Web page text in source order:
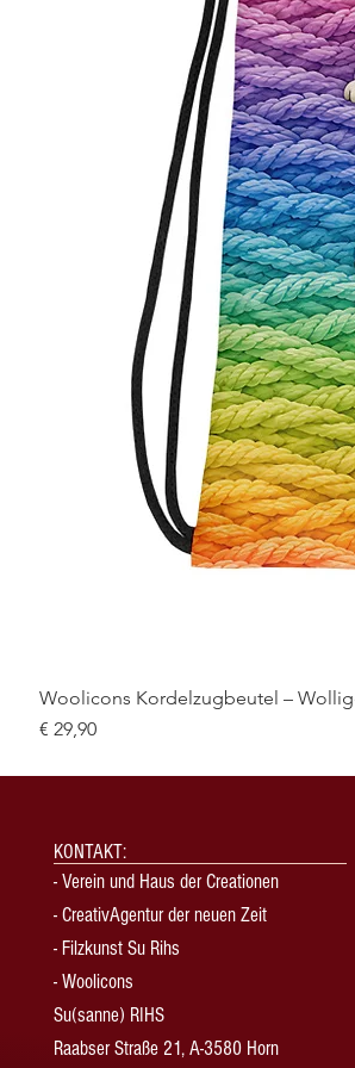
Woolicons Kordelzugbeutel –
Preis
€ 29,90
KONTAKT:
- Verein und Haus der Creationen
- CreativAgentur der neuen Zeit
- Filzkunst Su Rihs
- Woolicons
Su(sanne) RIHS
Raabser Straße 21, A-3580 Horn